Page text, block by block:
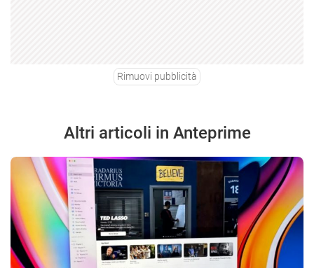
Rimuovi pubblicità
Altri articoli in Anteprime